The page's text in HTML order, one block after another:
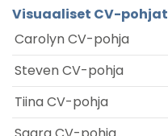
Visuaaliset CV-pohjat
Carolyn CV-pohja
Steven CV-pohja
Tiina CV-pohja